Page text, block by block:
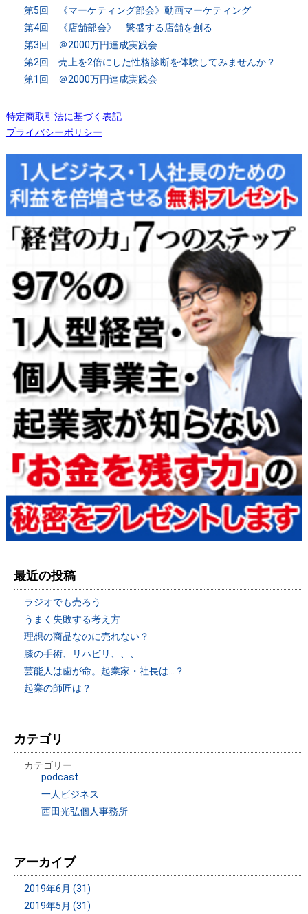
第5回 《マーケティング部会》動画マーケティング
第4回 《店舗部会》 繁盛する店舗を創る
第3回 ＠2000万円達成実践会
第2回 売上を2倍にした性格診断を体験してみませんか？
第1回 ＠2000万円達成実践会
特定商取引法に基づく表記
プライバシーポリシー
最近の投稿
ラジオでも売ろう
うまく失敗する考え方
理想の商品なのに売れない？
膝の手術、リハビリ、、、
芸能人は歯が命。起業家・社長は…？
起業の師匠は？
カテゴリ
カテゴリー
podcast
一人ビジネス
西田光弘個人事務所
アーカイブ
2019年6月 (31)
2019年5月 (31)